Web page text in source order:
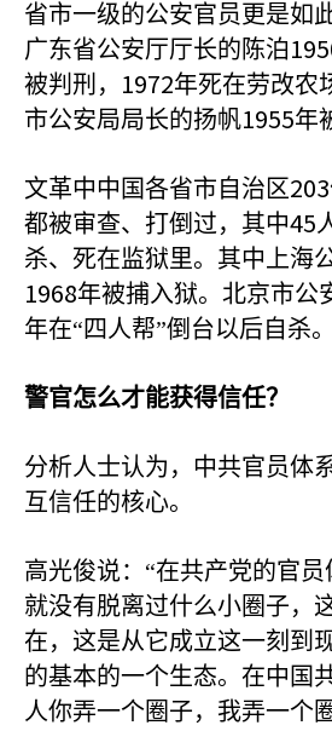
省市一级的公安官员更是如
广东省公安厅厅长的陈泊
被判刑， 1972年死在劳改农
市公安局局长的扬帆1955年
文革中中国各省市自治区203
都被审查、打倒过，其中45
杀、死在监狱里。其中上海
1968年被捕入狱。北京市公
年在“四人帮”倒台以后自杀。
警官怎么才能获得信任？
分析人士认为，中共官员体
互信任的核心。
高光俊说：“在共产党的官
就没有脱离过什么小圈子，
在，这是从它成立这一刻到
的基本的一个生态。在中国
人你弄一个圈子，我弄一个